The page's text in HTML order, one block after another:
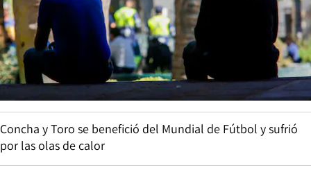
Concha y Toro se benefició del Mundial de Fútbol y sufrió
por las olas de calor